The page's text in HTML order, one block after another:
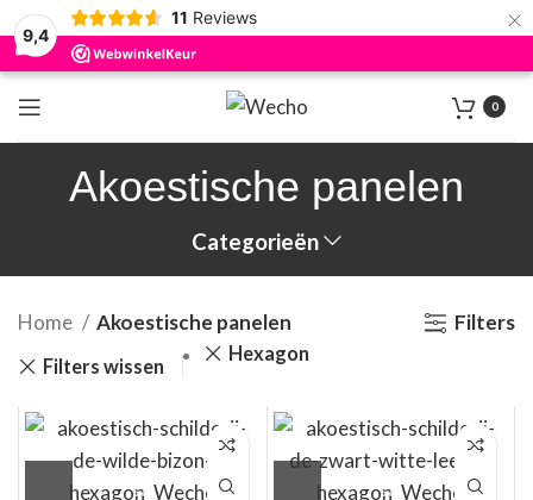
9,4
11 Reviews ×
0
Akoestische panelen
Categorieën
Home Akoestische panelen Filters
Filters wissen
Hexagon